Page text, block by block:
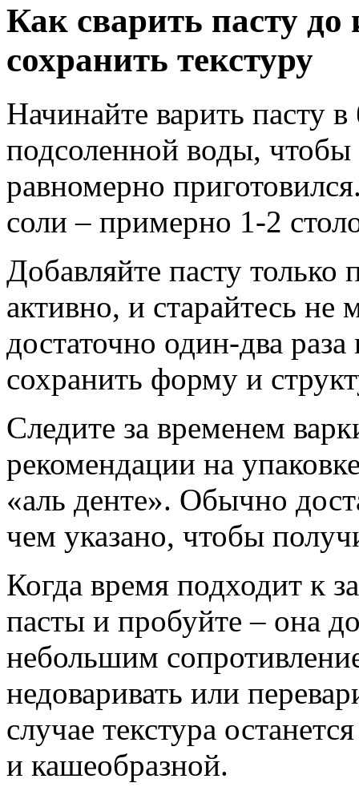
Как сварить пасту до
сохранить текстуру
Начинайте варить пасту
подсоленной воды, чтобы
равномерно
соли – примерно 1-2
Добавляйте пасту только
активно, и старайтесь
достаточно один-два
сохранить форму и
Следите за временем
рекомендации на
«аль денте». Обычно
чем указано, чтобы
Когда время подходит к
пасты и пробуйте – она
небольшим
недоваривать или
случае текстура
и кашеобразной.